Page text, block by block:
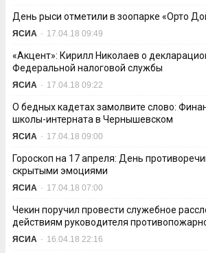
День рыси отметили в зоопарке «Орто
ЯСИА - 17.04.18 09:49
«Акцент»: Кирилл Николаев о
Федеральной налоговой службы
ЯСИА - 17.04.18 09:22
О бедных кадетах замолвите слово:
школы-интерната в Чернышевском
ЯСИА - 17.04.18 09:00
Гороскоп на 17 апреля: День
скрытыми эмоциями
ЯСИА - 17.04.18 07:00
Чекин поручил провести служебное
действиям руководителя
ЯСИА - 16.04.18 22:16